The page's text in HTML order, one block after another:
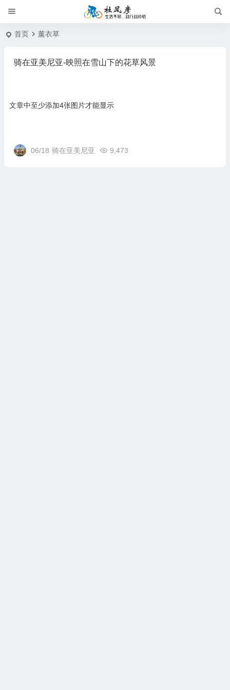
首页 薰衣草
骑在亚美尼亚-映照在雪山下的花草风景
文章中至少添加4张图片才能显示
06/18 骑在亚美尼亚 9,473